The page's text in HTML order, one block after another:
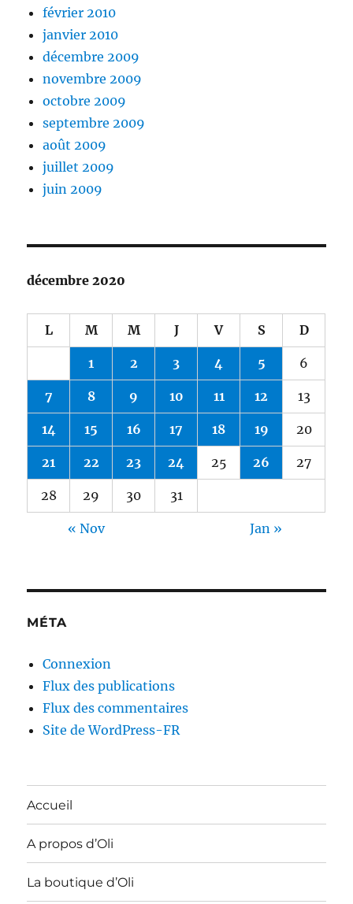
février 2010
janvier 2010
décembre 2009
novembre 2009
octobre 2009
septembre 2009
août 2009
juillet 2009
juin 2009
décembre 2020
L M M J V S D
1 2 3 4 5 6
7 8 9 10 11 12 13
14 15 16 17 18 19 20
21 22 23 24 25 26 27
28 29 30 31
« Nov Jan »
MÉTA
Connexion
Flux des publications
Flux des commentaires
Site de WordPress-FR
Accueil
A propos d’Oli
La boutique d’Oli